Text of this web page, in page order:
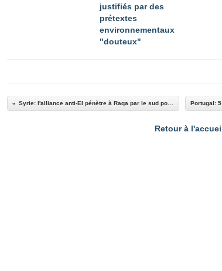
justifiés par des
prétextes
environnementaux
"douteux"
Retour à